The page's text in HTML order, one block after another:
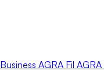
Business AGRA Fil AGRA